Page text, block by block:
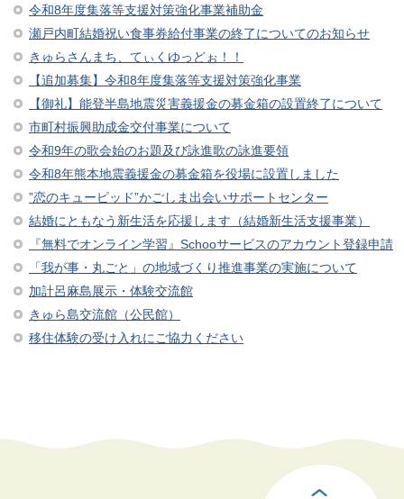
令和8年度集落等支援対策強化事業補助金
瀬戸内町結婚祝い食事券給付事業の終了についてのお知らせ
きゅらさんまち、てぃくゆっどぉ！！
【追加募集】令和8年度集落等支援対策強化事業
【御礼】能登半島地震災害義援金の募金箱の設置終了について
市町村振興助成金交付事業について
令和9年の歌会始のお題及び詠進歌の詠進要領
令和8年熊本地震義援金の募金箱を役場に設置しました
”恋のキューピッド”かごしま出会いサポートセンター
結婚にともなう新生活を応援します（結婚新生活支援事業）
『無料でオンライン学習』Schooサービスのアカウント登録申請
「我が事・丸ごと」の地域づくり推進事業の実施について
加計呂麻島展示・体験交流館
きゅら島交流館（公民館）
移住体験の受け入れにご協力ください